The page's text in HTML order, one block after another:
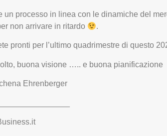
un processo in linea con le dinamiche del
non arrivare in ritardo
.
pronti per l’ultimo quadrimestre di questo
buona visione ….. e buona pianificazione
Ehrenberger